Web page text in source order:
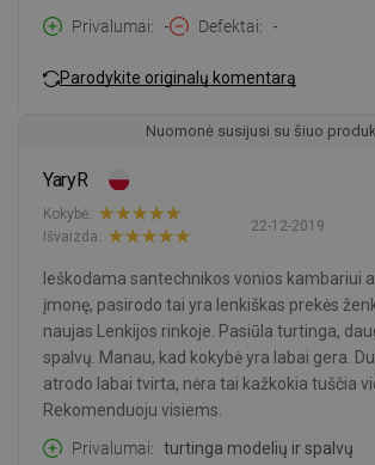
Privalumai
- Defektai -
Parodykite originalų komentarą
Nuomonė susijusi su šiuo
YaryR
22-12-2019
Kokybė:
Išvaizda:
Ieškodama santechnikos vonios kambariui
įmonę, pasirodo tai yra lenkiškas prekės
naujas Lenkijos rinkoje. Pasiūla turtinga,
spalvų. Manau, kad kokybė yra labai gera.
atrodo labai tvirta, nėra tai kažkokia tuščia
Rekomenduoju visiems.
Privalumai
turtinga modelių ir spalvų